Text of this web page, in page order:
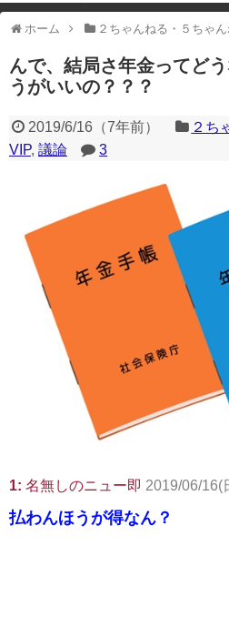
一部のコンテンツが表示されなくなった
たりする場合があります。
ホーム ２ちゃんねる・５ちゃ
んで、結局さ年金ってど
うがいいの？？？
2019/6/16（7年前） ２ち
VIP, 議論 3
1: 名無しのニュー即 2019/06/16(
払わんほうが得なん？